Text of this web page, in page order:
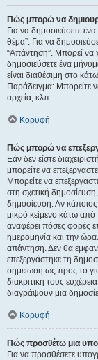
Πώς μπορώ να
Για να δημοσιεύσετε
θέμα”. Για να
“Απάντηση”. Μπορεί να
δημοσιεύσετε ένα
είναι διαθέσιμη στο
Παράδειγμα: Μπορείτε
αρχεία, κλπ.
Κορυφή
Πώς μπορώ να
Εάν δεν είστε
μπορείτε να
Μπορείτε να
στη σχετική
δημοσίευση. Αν κάποιος
μικρό κείμενο κάτω
αναφέρει πόσες φορές
ημερομηνία και την ώρα.
απάντηση. Δεν θα
επεξεργάστηκε τη
σημείωση ως προς το
διακριτική τους
διαγράψουν μια
Κορυφή
Πώς προσθέτω μια
Για να προσθέσετε